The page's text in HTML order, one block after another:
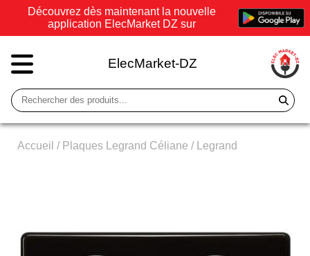
Découvrez dès maintenant la nouvelle
application ElecMarket DZ sur
ElecMarket-DZ
Accueil / Plaques Legrand Céliane / Legrand